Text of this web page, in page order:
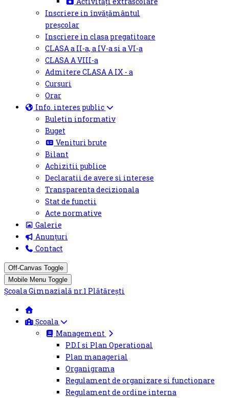
Inscriere in învățământul
preșcolar
Inscriere in clasa pregatitoare
CLASA a II-a, a IV-a si a VI-a
CLASA A VIII-a
Admitere CLASA A IX - a
Cursuri
Orar
Info. interes public
Buletin informativ
Buget
Venituri brute
Bilant
Achizitii publice
Declaratii de avere si interese
Transparenta decizionala
Stat de functii
Acte normative
Galerie
Anunțuri
Contact
Off-Canvas Toggle
Mobile Menu Toggle
Şcoala Gimnazială nr.1 Plătărești
Școala
Management
P.D.I si Plan Operational
Plan managerial
Organigrama
Regulament de organizare si functionare
Regulament de ordine interna